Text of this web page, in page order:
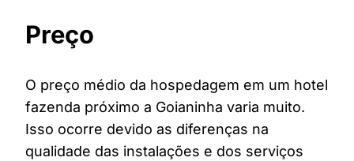
Preço
O preço médio da hospedagem em um hotel
fazenda próximo a Goianinha varia muito.
Isso ocorre devido as diferenças na
qualidade das instalações e dos serviços